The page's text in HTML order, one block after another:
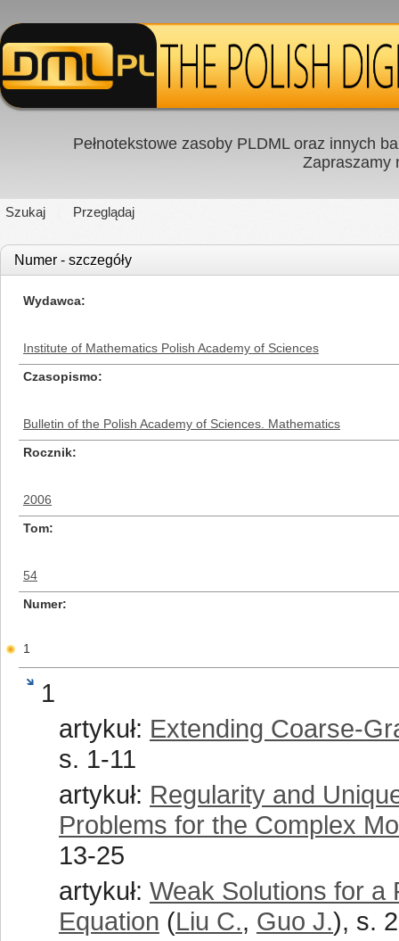
Pełnotekstowe zasoby PLDML oraz innych
Zapraszamy
Szukaj Przeglądaj
Numer - szczegóły
Wydawca
Institute of Mathematics Polish Academy of Sciences
Czasopismo
Bulletin of the Polish Academy of Sciences. Mathematics
Rocznik
2006
Tom
54
Numer
1
1
artykuł: Extending Coarse-
s. 1-11
artykuł: Regularity and
Problems for the Complex
13-25
artykuł: Weak Solutions for a
Equation (Liu C., Guo J.), s.